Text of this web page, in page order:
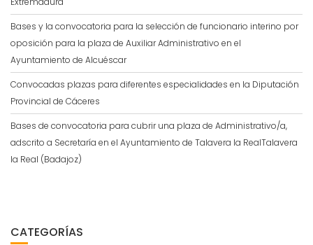
Bases y la convocatoria para la selección de funcionario interino por
oposición para la plaza de Auxiliar Administrativo en el
Ayuntamiento de Alcuéscar
Convocadas plazas para diferentes especialidades en la Diputación
Provincial de Cáceres
Bases de convocatoria para cubrir una plaza de Administrativo/a,
adscrito a Secretaría en el Ayuntamiento de Talavera la RealTalavera
la Real (Badajoz)
CATEGORÍAS